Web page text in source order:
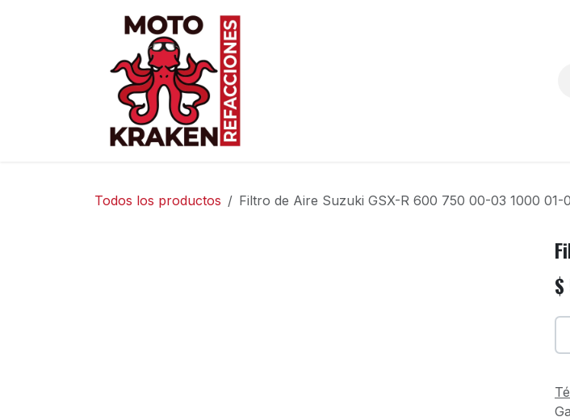
Todos los productos Filtro de Aire Suzuki GSX-R 600 750 00-03 1000 01-
$